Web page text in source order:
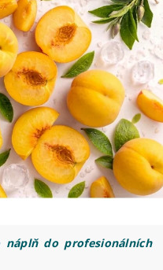
náplň do profesionálních